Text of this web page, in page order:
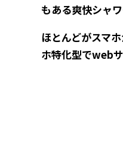
もある爽快シャ
ほとんどがスマ
ホ特化型でweb